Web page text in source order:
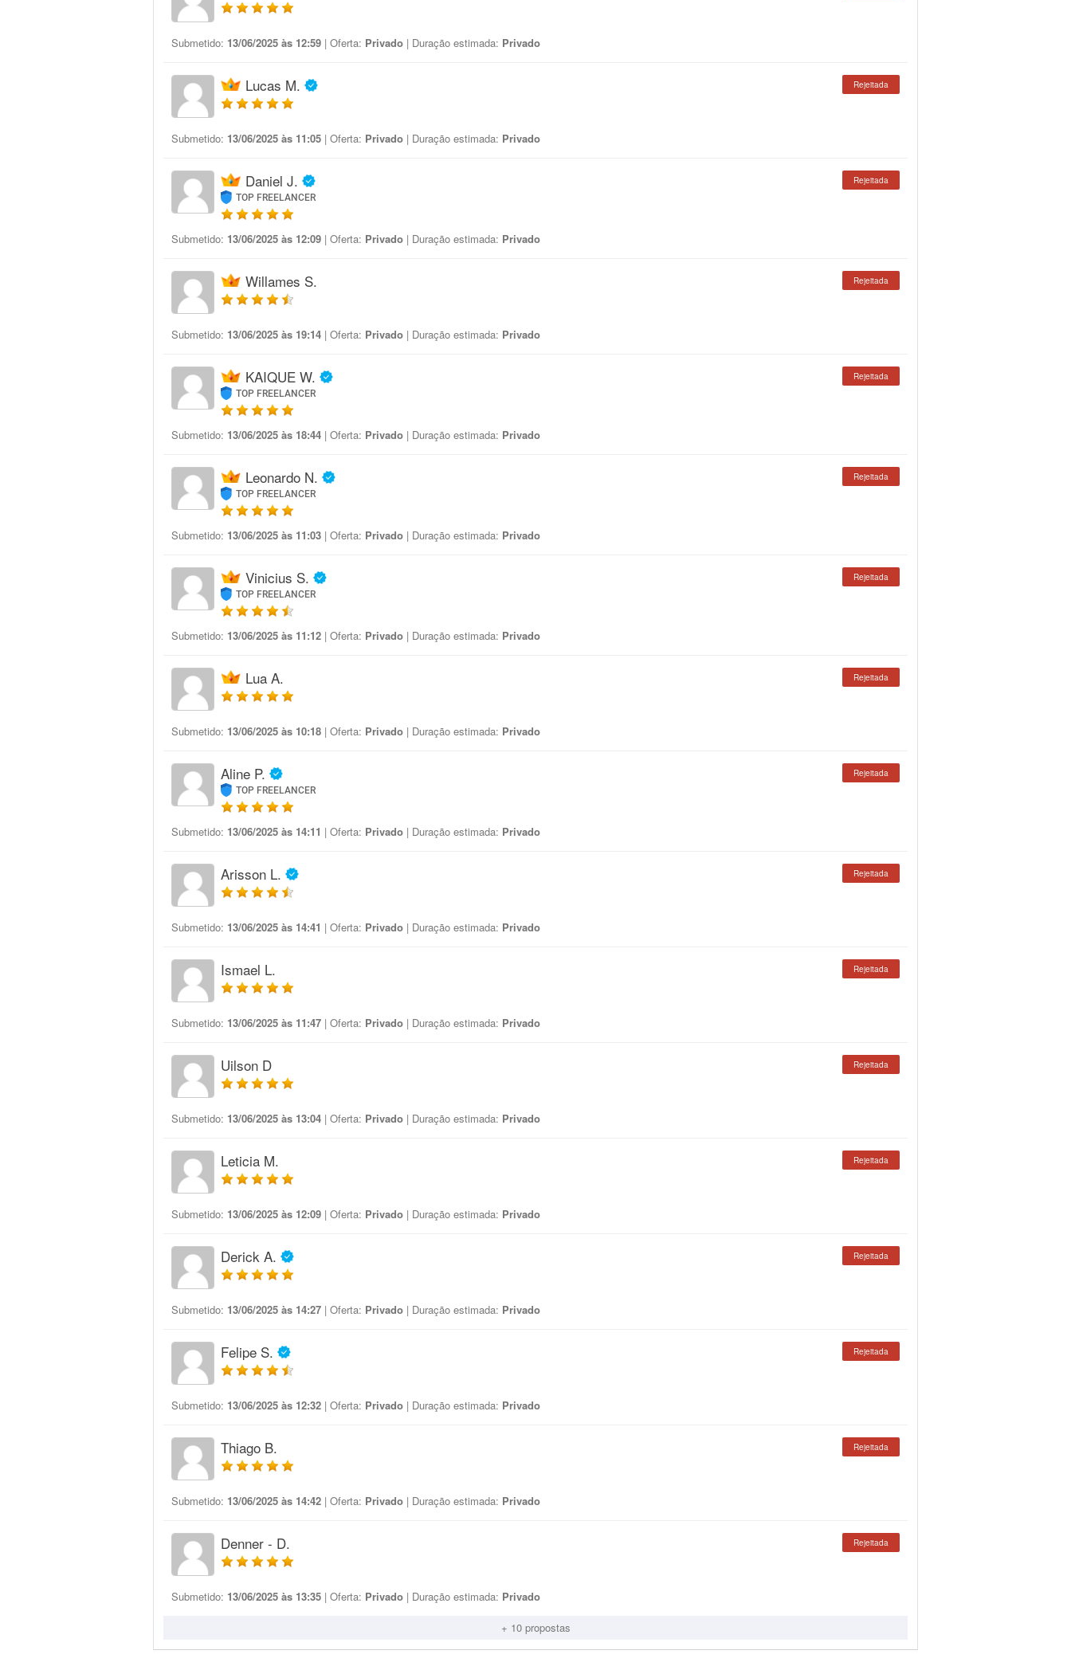
Submetido: 13/06/2025 às 12:59 | Oferta: Privado | Duração estimada: Privado
Lucas M. Rejeitada
Submetido: 13/06/2025 às 11:05 | Oferta: Privado | Duração estimada: Privado
Daniel J.
TOP FREELANCER
Rejeitada
Submetido: 13/06/2025 às 12:09 | Oferta: Privado | Duração estimada: Privado
Willames S. Rejeitada
Submetido: 13/06/2025 às 19:14 | Oferta: Privado | Duração estimada: Privado
KAIQUE W.
TOP FREELANCER
Rejeitada
Submetido: 13/06/2025 às 18:44 | Oferta: Privado | Duração estimada: Privado
Leonardo N.
TOP FREELANCER
Rejeitada
Submetido: 13/06/2025 às 11:03 | Oferta: Privado | Duração estimada: Privado
Vinicius S.
TOP FREELANCER
Rejeitada
Submetido: 13/06/2025 às 11:12 | Oferta: Privado | Duração estimada: Privado
Lua A. Rejeitada
Submetido: 13/06/2025 às 10:18 | Oferta: Privado | Duração estimada: Privado
Aline P.
TOP FREELANCER
Rejeitada
Submetido: 13/06/2025 às 14:11 | Oferta: Privado | Duração estimada: Privado
Arisson L. Rejeitada
Submetido: 13/06/2025 às 14:41 | Oferta: Privado | Duração estimada: Privado
Ismael L. Rejeitada
Submetido: 13/06/2025 às 11:47 | Oferta: Privado | Duração estimada: Privado
Uilson D Rejeitada
Submetido: 13/06/2025 às 13:04 | Oferta: Privado | Duração estimada: Privado
Leticia M. Rejeitada
Submetido: 13/06/2025 às 12:09 | Oferta: Privado | Duração estimada: Privado
Derick A. Rejeitada
Submetido: 13/06/2025 às 14:27 | Oferta: Privado | Duração estimada: Privado
Felipe S. Rejeitada
Submetido: 13/06/2025 às 12:32 | Oferta: Privado | Duração estimada: Privado
Thiago B. Rejeitada
Submetido: 13/06/2025 às 14:42 | Oferta: Privado | Duração estimada: Privado
Denner - D. Rejeitada
Submetido: 13/06/2025 às 13:35 | Oferta: Privado | Duração estimada: Privado
+ 10 propostas